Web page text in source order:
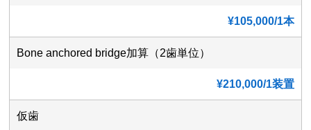
¥105,000/1本
Bone anchored bridge加算（2歯単位）
¥210,000/1装置
仮歯